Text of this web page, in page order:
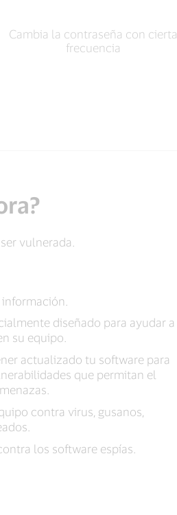
Cambia la contraseña con cierta
frecuencia
vulnerada.
diseñado para ayudar a
su equipo.
actualizado tu software para
que permitan el
contra virus, gusanos,
los software espías.